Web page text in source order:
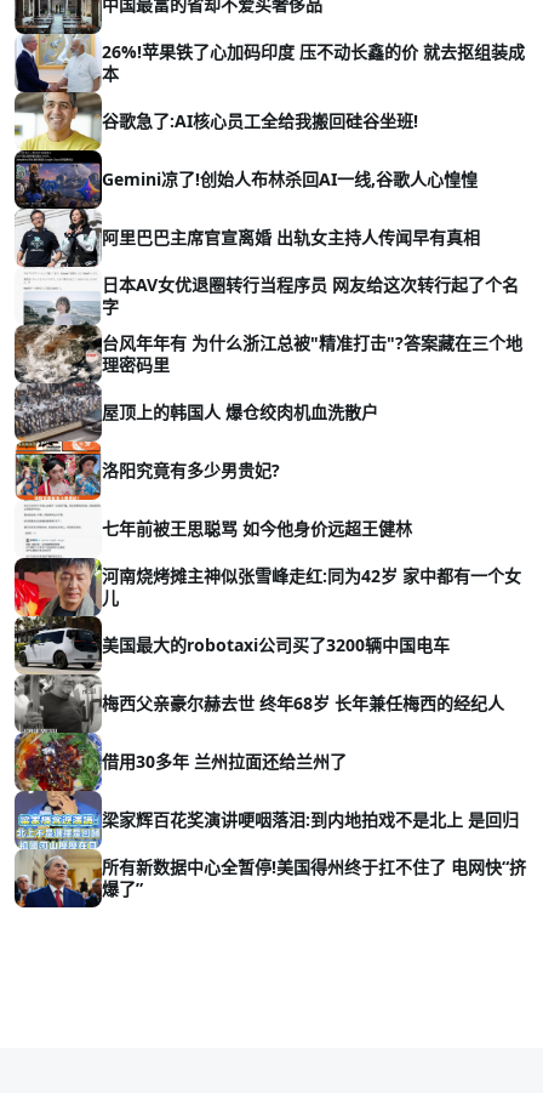
26%!苹果铁了心加码印度 压不动长鑫的价 就去抠组装成
本
谷歌急了:AI核心员工全给我搬回硅谷坐班!
Gemini凉了!创始人布林杀回AI一线,谷歌人心惶惶
阿里巴巴主席官宣离婚 出轨女主持人传闻早有真相
日本AV女优退圈转行当程序员 网友给这次转行起了个名
字
台风年年有 为什么浙江总被"精准打击"?答案藏在三个地
理密码里
屋顶上的韩国人 爆仓绞肉机血洗散户
洛阳究竟有多少男贵妃?
七年前被王思聪骂 如今他身价远超王健林
河南烧烤摊主神似张雪峰走红:同为42岁 家中都有一个女
儿
美国最大的robotaxi公司买了3200辆中国电车
梅西父亲豪尔赫去世 终年68岁 长年兼任梅西的经纪人
借用30多年 兰州拉面还给兰州了
梁家辉百花奖演讲哽咽落泪:到内地拍戏不是北上 是回归
所有新数据中心全暂停!美国得州终于扛不住了 电网快“挤
爆了”